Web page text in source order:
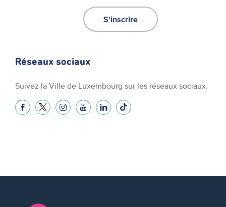
S'inscrire
Réseaux sociaux
Suivez la Ville de Luxembourg sur les réseaux sociaux.